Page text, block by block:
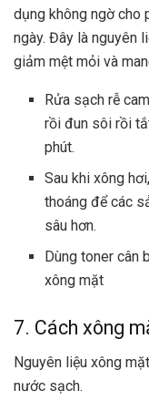
dụng không ngờ cho
ngày. Đây là nguyên
giảm mệt mỏi và
Rửa sạch rễ
rồi đun sôi rồi
phút.
Sau khi xông
thoáng để các
sâu hơn.
Dùng toner cân
xông mặt
7. Cách xông
Nguyên liệu xông
nước sạch.